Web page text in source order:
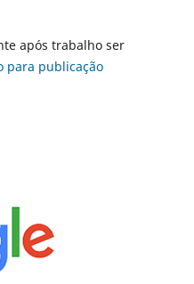
após trabalho ser
para publicação